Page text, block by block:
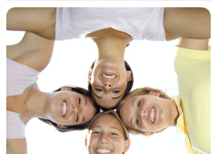
відбуваються
в
період
статевого
дозрівання?
Статевий
розвиток
у
жінок
Розвиток